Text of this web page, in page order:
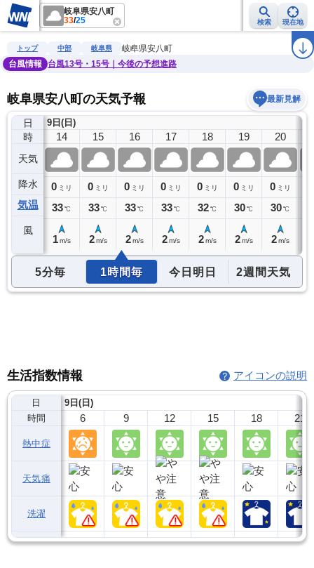
岐阜県安八町
33/25 検索 現在地
雨雲レーダー 台風情報 地震情報 ラ
トップ 中部 岐阜県
岐阜県安八町
台風情報
台風13号・15号｜今後の予想進路
岐阜県安八町の天気予報 最新見解
日
時
天気
降水
気温
風
9日(日)
13
0ミリ
33℃
14
0 ミリ
33℃
1 m/s
15
0 ミリ
33℃
2 m/s
16
0 ミリ
33℃
2 m/s
17
0 ミリ
33℃
2 m/s
18
0 ミリ
32℃
2 m/s
19
0 ミリ
30℃
2 m/s
20
0 ミリ
30℃
2 m/s
5分毎 1時間毎 今日明日 2週間天気
生活指数情報 アイコンの説明
日
時間
熱中症
天気痛
洗濯
9日(日)
6 9 12 15 18 21